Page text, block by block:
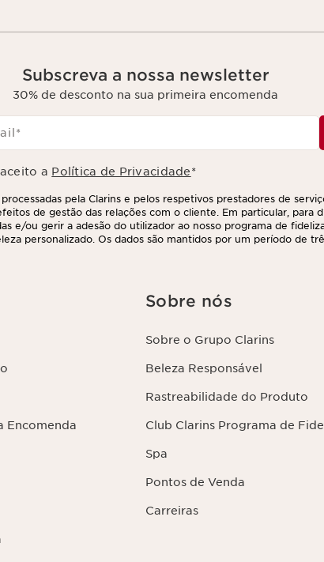
Subscreva a nossa newsletter
30% de desconto na sua primeira encomenda
*
a Política de Privacidade*
pela Clarins e pelos respetivos prestadores de
de gestão das relações com o cliente. Em particular, para
e/ou gerir a adesão do utilizador ao nosso programa de
personalizado. Os dados são mantidos por um período de
ou encomenda. Tem o direito de aceder, corrigir,
Encomenda
Sobre nós
Sobre o Grupo Clarins
Beleza Responsável
Rastreabilidade do Produto
Club Clarins Programa de
Spa
Pontos de Venda
Carreiras